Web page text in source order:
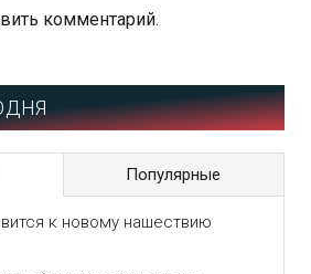
комментарий.
Популярные
к новому нашествию